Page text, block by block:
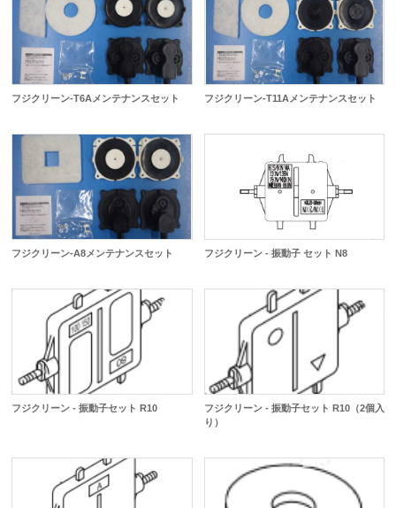
フジクリーン-T6Aメンテナンスセット フジクリーン-T11Aメンテナンスセット
フジクリーン-A8メンテナンスセット フジクリーン - 振動子 セット N8
フジクリーン - 振動子セット R10
フジクリーン - 振動子セット R10（2個入
り）